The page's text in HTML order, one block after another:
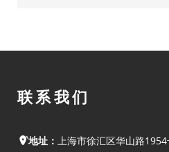
联系我们
地址： 上海市徐汇区华山路